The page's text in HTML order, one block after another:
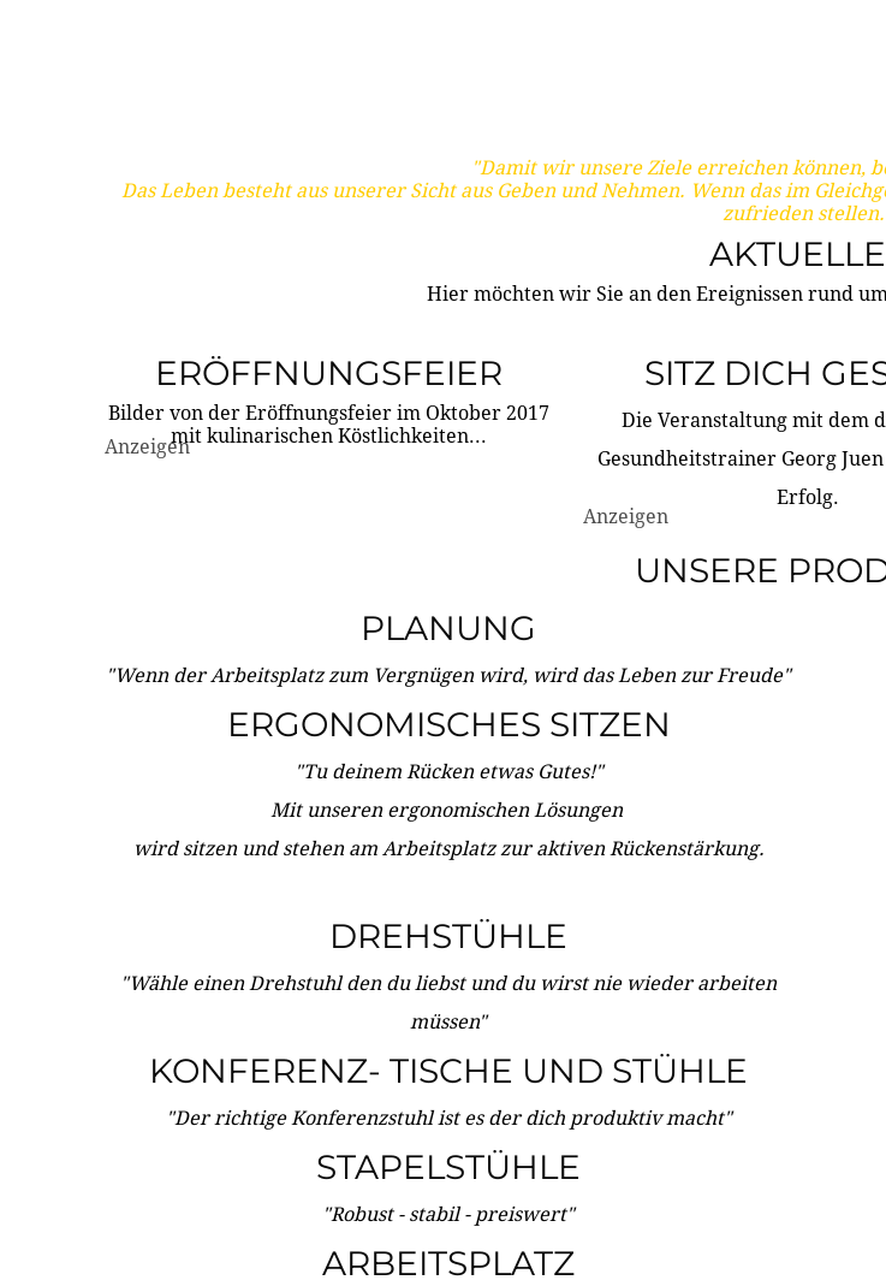
"Damit wir unsere Ziele erreichen können,
Das Leben besteht aus unserer Sicht aus Geben und Nehmen. Wenn das im
zufrieden
Hier möchten wir Sie an den Ereignissen rund
ERÖFFNUNGSFEIER
Bilder von der Eröffnungsfeier im Oktober 2017
mit kulinarischen Köstlichkeiten...
Anzeigen
SITZ DICH
Die Veranstaltung mit dem
Gesundheitstrainer Georg
Erfolg.
Anzeigen
UNSERE
PLANUNG
"Wenn der Arbeitsplatz zum Vergnügen wird, wird das Leben zur Freude"
ERGONOMISCHES SITZEN
"Tu deinem Rücken etwas Gutes!"
Mit unseren ergonomischen Lösungen
wird sitzen und stehen am Arbeitsplatz zur aktiven Rückenstärkung.
DREHSTÜHLE
"Wähle einen Drehstuhl den du liebst und du wirst nie wieder arbeiten
müssen"
KONFERENZ- TISCHE UND STÜHLE
"Der richtige Konferenzstuhl ist es der dich produktiv macht"
STAPELSTÜHLE
"Robust - stabil - preiswert"
ARBEITSPLATZ